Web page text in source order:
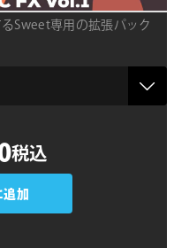
Sweet専用の拡張パック
税込
追加